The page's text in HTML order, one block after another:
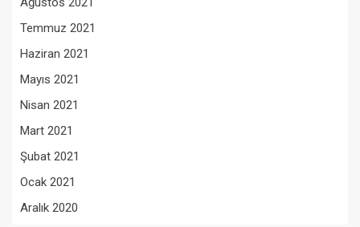
Temmuz 2021
Haziran 2021
Mayıs 2021
Nisan 2021
Mart 2021
Şubat 2021
Ocak 2021
Aralık 2020